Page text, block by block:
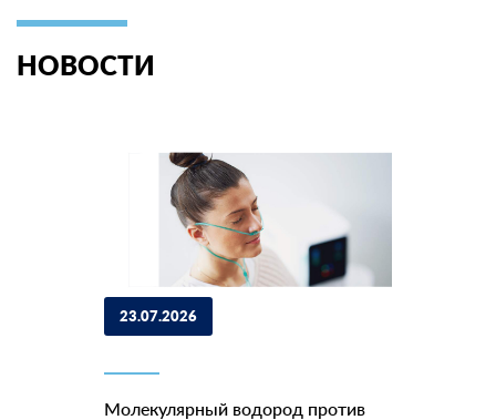
НОВОСТИ
23.07.2026
Молекулярный водород против